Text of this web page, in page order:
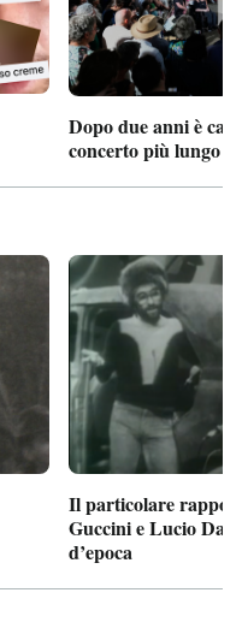
Dopo due anni è
concerto più lungo
Il particolare
Guccini e Lucio
d’epoca